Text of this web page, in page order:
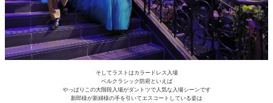
そしてラストはカラードレス入場
ベルクラシック防府といえば
やっぱりこの大階段入場がダントツで人気な入場シーンです
新郎様が新婦様の手を引いてエスコートしている姿は